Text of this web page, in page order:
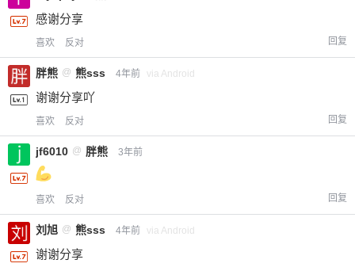
感谢分享
喜欢 反对 回复
胖熊 @ 熊sss 4年前 via Android
谢谢分享吖
喜欢 反对 回复
jf6010 @ 胖熊 3年前
喜欢 反对 回复
刘旭 @ 熊sss 4年前 via Android
谢谢分享